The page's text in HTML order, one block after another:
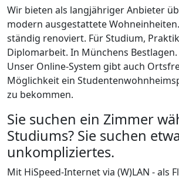
Wir bieten als langjähriger Anbieter
modern ausgestattete
ständig renoviert. Für Studium,
Diplomarbeit. In Münchens
Unser Online-System gibt auch
Möglichkeit ein
zu bekommen.
Sie suchen ein Zimmer
Studiums? Sie suchen
unkompliziertes.
Mit HiSpeed-Internet via (W)LAN - als